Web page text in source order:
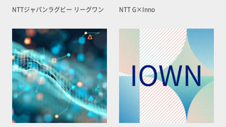
NTTジャパンラグビー リーグワン NTT G×Inno